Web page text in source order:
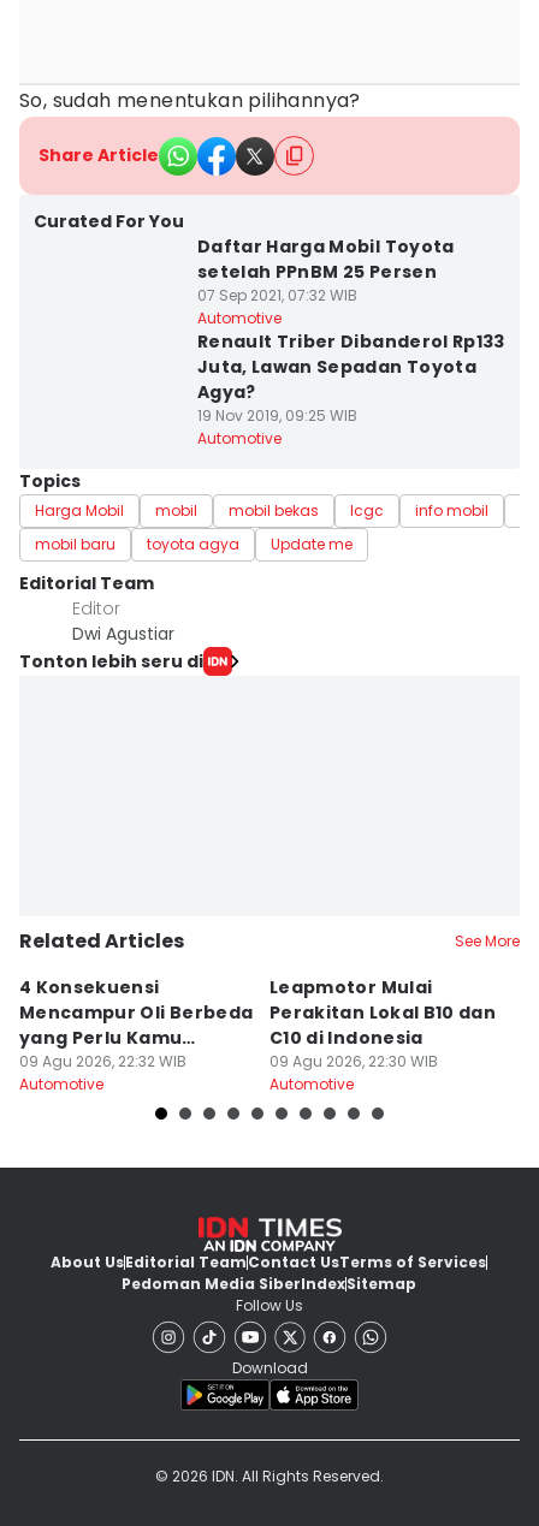
So, sudah menentukan pilihannya?
Share Article
Curated For You
Daftar Harga Mobil Toyota
setelah PPnBM 25 Persen
07 Sep 2021, 07:32 WIB
Automotive
Renault Triber Dibanderol Rp133
Juta, Lawan Sepadan Toyota
Agya?
19 Nov 2019, 09:25 WIB
Automotive
Topics
Harga Mobil mobil mobil bekas lcgc info mobil
mobil baru
toyota agya Update me
Editorial Team
Editor
Dwi Agustiar
Tonton lebih seru di
Related Articles See More
4 Konsekuensi
Mencampur Oli Berbeda
yang Perlu Kamu
Hindari
09 Agu 2026, 22:32 WIB
Automotive
Leapmotor Mulai
Perakitan Lokal B10 dan
C10 di Indonesia
09 Agu 2026, 22:30 WIB
Automotive
About UsEditorial TeamContact UsTerms of Services
Pedoman Media SiberIndexSitemap
Follow Us
Download
© 2026 IDN. All Rights Reserved.